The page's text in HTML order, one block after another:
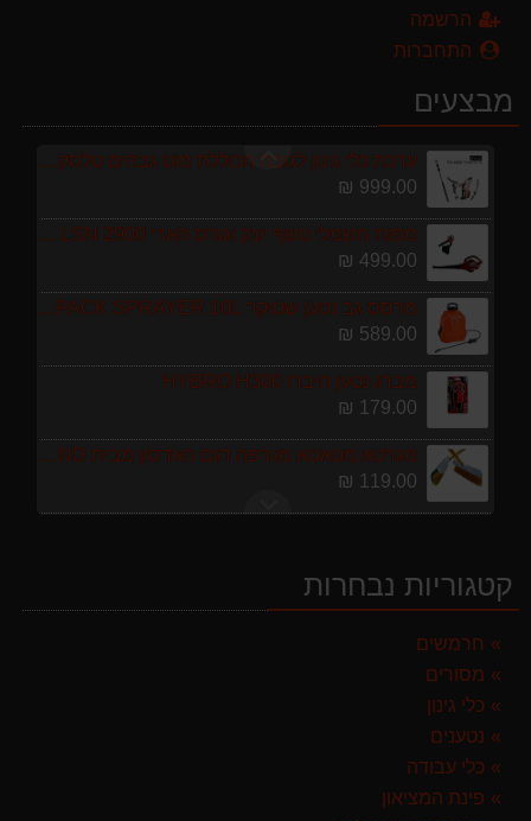
הרשמה
התחברות
מבצעים299.00 ₪
ערכת כלי גינון לגובה הכוללת מוט גבהים טלסקופי 5 מטר, מסור, תוכי ומספרי גבהים גדר חי גרלנד GARLAND באנדל האדסון
999.00 ₪
מפוח חשמלי נושף יונק וגורס הארי HARRY LSN 2900
499.00 ₪
מרסס גב נטען שטוקר STOCKER BACKPACK SPRAYER 10L איטליה
589.00 ₪
מברג נטען היברו HYBRO H300
179.00 ₪
מגרטא מטאטא מגרפה דגם האדסון מבית GARLAND ספרד
119.00 ₪
589.00 ₪
קטגוריות נבחרות
חרמשים
מסורים
כלי גינון
נטענים
כלי עבודה
פינת המציאון